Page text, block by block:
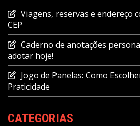
Viagens, reservas e endereço
CEP
Caderno de anotações
adotar hoje!
Jogo de Panelas: Como
Praticidade
CATEGORIAS